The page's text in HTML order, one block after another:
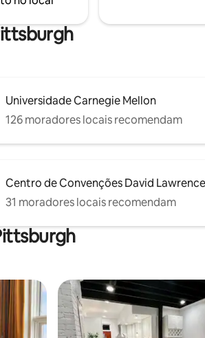
Universidade Carnegie Mellon
126 moradores locais recomendam
Centro de Convenções David Lawrence
31 moradores locais recomendam
hóspedes